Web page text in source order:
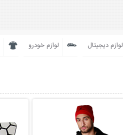
لوازم دیجیتال لوازم خودرو